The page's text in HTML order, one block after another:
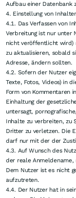
Aufbau einer Datenbank
4. Einstellung von
4.1. Das Verfassen von
Verbreitung ist nur unter
nicht veröffentlicht wird)
zu aktualisieren, sobald
Adresse, ändern sollten.
4.2. Sofern der Nutzer
Texte, Fotos, Videos) in
Form von Kommentaren
Einhaltung der
untersagt,
Inhalte zu verbreiten, zu
Dritter zu verletzen. Die
darf nur mit der der
4.3. Auf Wunsch des
der reale Anmeldename,
Dem Nutzer ist es nicht
aufzutreten.
4.4. Der Nutzer hat in